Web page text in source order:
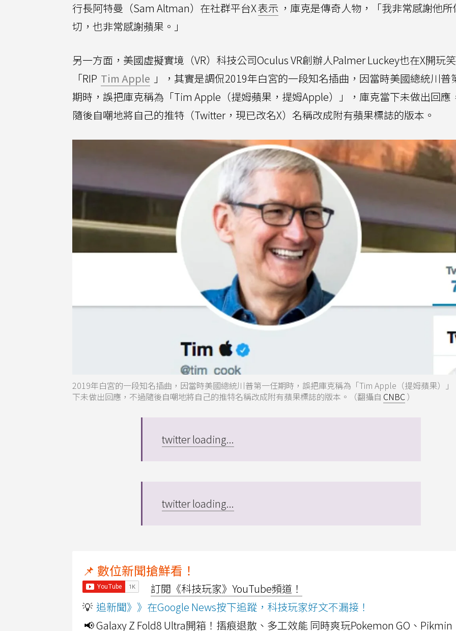
行長阿特曼（Sam Altman）在社群平台X表示 ，庫克是傳奇人物，「我非常感謝他
切，也非常感謝蘋果。」
另一方面，美國虛擬實境（VR）科技公司Oculus VR創辦人Palmer Luckey也在X開玩笑
「RIP Tim Apple 」，其實是調侃2019年白宮的一段知名插曲，因當時美國總統川普
期時，誤把庫克稱為「Tim Apple（提姆蘋果，提姆Apple）」，庫克當下未做出回應
隨後自嘲地將自己的推特（Twitter，現已改名X）名稱改成附有蘋果標誌的版本。
2019年白宮的一段知名插曲，因當時美國總統川普第一任期時，誤把庫克稱為「Tim Apple（提姆蘋果）
下未做出回應，不過隨後自嘲地將自己的推特名稱改成附有蘋果標誌的版本。（翻攝自 CNBC）
twitter loading...
twitter loading...
📌 數位新聞搶鮮看！
訂閱《科技玩家》YouTube頻道！
💡 追新聞》》在Google News按下追蹤，科技玩家好文不漏接！
📢 Galaxy Z Fold8 Ultra開箱！摺痕退散、多工效能 同時爽玩Pokemon GO、Pikmin